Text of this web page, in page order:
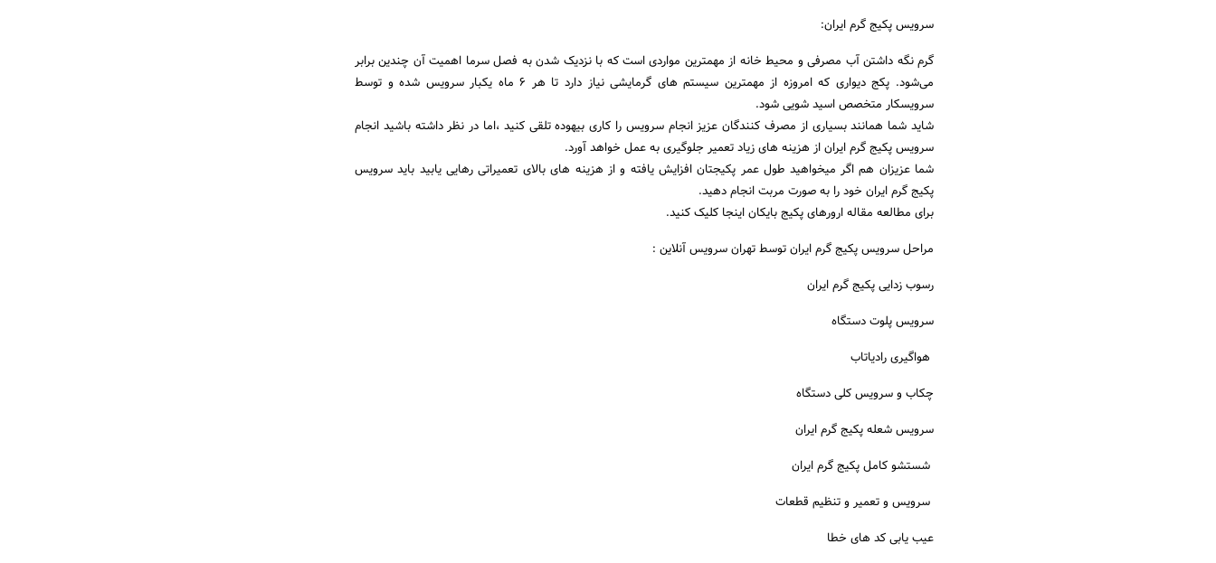
سرویس پکیج گرم ایران:
گرم نگه داشتن آب مصرفی و محیط خانه از مهمترین مواردی است که با نزدیک شدن به فصل سرما اهمیت آن چندین برابر
می‌شود. پکج دیواری که امروزه از مهمترین سیستم های گرمایشی نیاز دارد تا هر 6 ماه یکبار سرویس شده و توسط
سرویسکار متخصص اسید شویی شود.
شاید شما همانند بسیاری از مصرف کنندگان عزیز انجام سرویس را کاری بیهوده تلقی کنید ،اما در نظر داشته باشید انجام
سرویس پکیج گرم ایران از هزینه های زیاد تعمیر جلوگیری به عمل خواهد آورد.
شما عزیزان هم اگر میخواهید طول عمر پکیجتان افزایش یافته و از هزینه های بالای تعمیراتی رهایی یابید باید سرویس
پکیج گرم ایران خود را به صورت مربت انجام دهید.
برای مطالعه مقاله ارورهای پکیج بایکان اینجا کلیک کنید.
مراحل سرویس پکیج گرم ایران توسط تهران سرویس آنلاین :
رسوب زدایی پکیج گرم ایران
سرویس پلوت دستگاه
هواگیری رادیاتاب
چکاب و سرویس کلی دستگاه
سرویس شعله پکیج گرم ایران
شستشو کامل پکیج گرم ایران
سرویس و تعمیر و تنظیم قطعات
عیب یابی کد های خطا